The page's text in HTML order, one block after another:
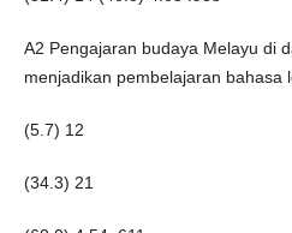
A2 Pengajaran budaya Melayu di
menjadikan pembelajaran bahasa
(5.7) 12
(34.3) 21